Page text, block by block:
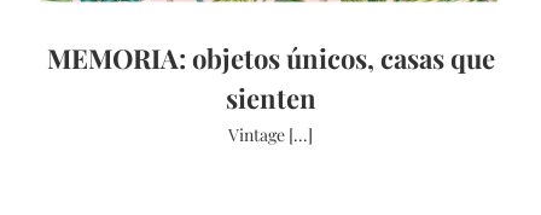
MEMORIA: objetos únicos, casas que
sienten
Vintage [...]